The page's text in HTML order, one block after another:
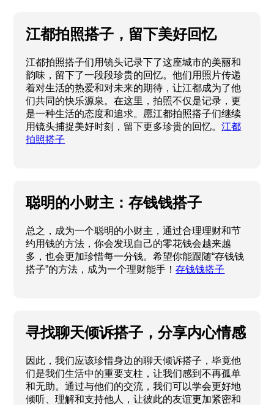
江都拍照搭子，留下美好回忆
江都拍照搭子们用镜头记录下了这座城市的美丽和
韵味，留下了一段段珍贵的回忆。他们用照片传递
着对生活的热爱和对未来的期待，让江都成为了他
们共同的快乐源泉。在这里，拍照不仅是记录，更
是一种生活的态度和追求。愿江都拍照搭子们继续
用镜头捕捉美好时刻，留下更多珍贵的回忆。江都
拍照搭子
聪明的小财主：存钱钱搭子
总之，成为一个聪明的小财主，通过合理理财和节
约用钱的方法，你会发现自己的零花钱会越来越
多，也会更加珍惜每一分钱。希望你能跟随“存钱钱
搭子”的方法，成为一个理财能手！存钱钱搭子
寻找聊天倾诉搭子，分享内心情感
因此，我们应该珍惜身边的聊天倾诉搭子，毕竟他
们是我们生活中的重要支柱，让我们感到不再孤单
和无助。通过与他们的交流，我们可以学会更好地
倾听、理解和支持他人，让彼此的友谊更加紧密和